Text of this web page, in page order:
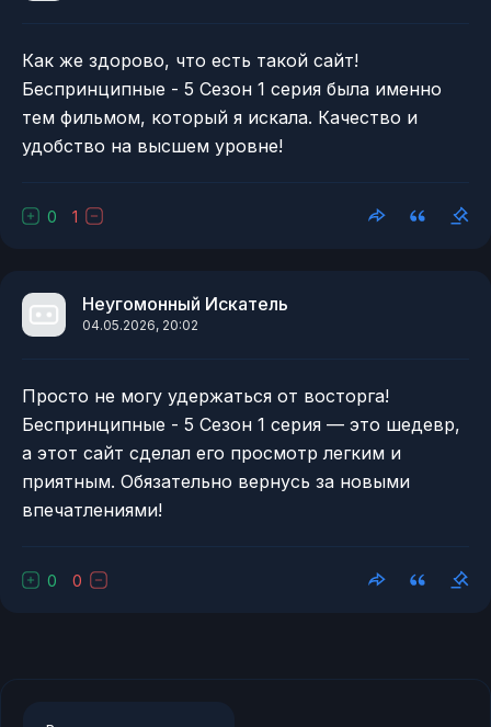
Как же здорово, что есть такой сайт!
Беспринципные - 5 Сезон 1 серия была именно
тем фильмом, который я искала. Качество и
удобство на высшем уровне!
0 1
Неугомонный Искатель
04.05.2026, 20:02
Просто не могу удержаться от восторга!
Беспринципные - 5 Сезон 1 серия — это шедевр,
а этот сайт сделал его просмотр легким и
приятным. Обязательно вернусь за новыми
впечатлениями!
0 0